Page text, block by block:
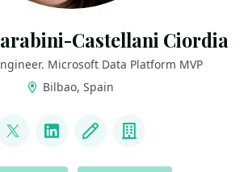
Castellani Ciordia
Microsoft Data Platform MVP
Bilbao, Spain
@tarabiquetevi
LinkedInBlog Company